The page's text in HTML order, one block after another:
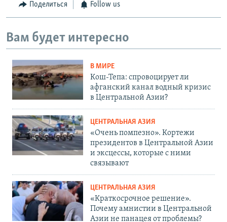
Поделиться Follow us
Вам будет интересно
В МИРЕ
Кош-Тепа: спровоцирует ли
афганский канал водный кризис
в Центральной Азии?
ЦЕНТРАЛЬНАЯ АЗИЯ
«Очень помпезно». Кортежи
президентов в Центральной Азии
и эксцессы, которые с ними
связывают
ЦЕНТРАЛЬНАЯ АЗИЯ
«Краткосрочное решение».
Почему амнистии в Центральной
Азии не панацея от проблемы?